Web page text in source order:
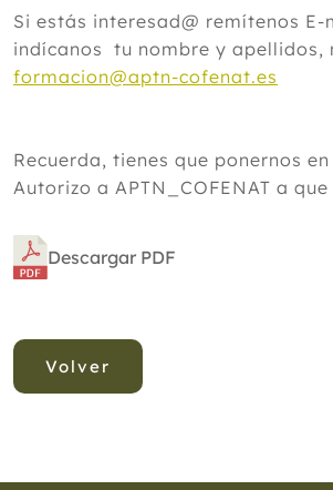
Si estás interesad@ remítenos
indícanos tu nombre y apellidos,
formacion@aptn-cofenat.es
Recuerda, tienes que ponernos
Autorizo a APTN_COFENAT a
Descargar PDF
Volver